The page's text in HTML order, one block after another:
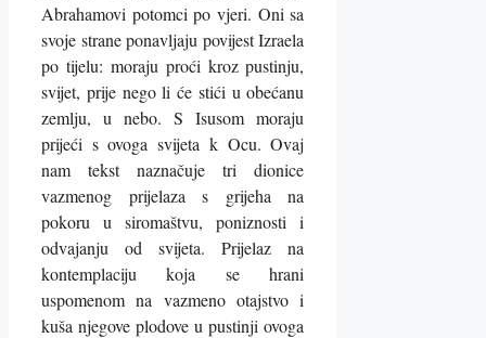
Abrahamovi potomci po vjeri. Oni sa
svoje strane ponavljaju povijest Izraela
po tijelu: moraju proći kroz pustinju,
svijet, prije nego li će stići u obećanu
zemlju, u nebo. S Isusom moraju
prijeći s ovoga svijeta k Ocu. Ovaj
nam tekst naznačuje tri dionice
vazmenog prijelaza s grijeha na
pokoru u siromaštvu, poniznosti i
odvajanju od svijeta. Prijelaz na
kontemplaciju koja se hrani
uspomenom na vazmeno otajstvo i
kuša njegove plodove u pustinji ovoga